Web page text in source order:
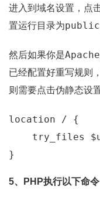
进入到域名设置，点
置运行目录为public
然后如果你是Apache
已经配置好重写规则
则需要点击伪静态设
location / {
try_files
5、PHP执行以下命令